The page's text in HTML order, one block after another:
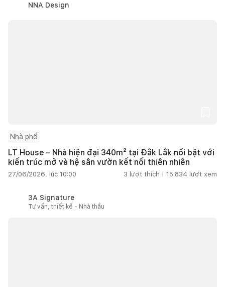
NNA Design
Nhà phố
LT House – Nhà hiện đại 340m² tại Đắk Lắk nổi bật với
kiến trúc mở và hệ sân vườn kết nối thiên nhiên
27/06/2026, lúc 10:00 3 lượt thích | 15.834 lượt xem
3A Signature
Tư vấn, thiết kế - Nhà thầu